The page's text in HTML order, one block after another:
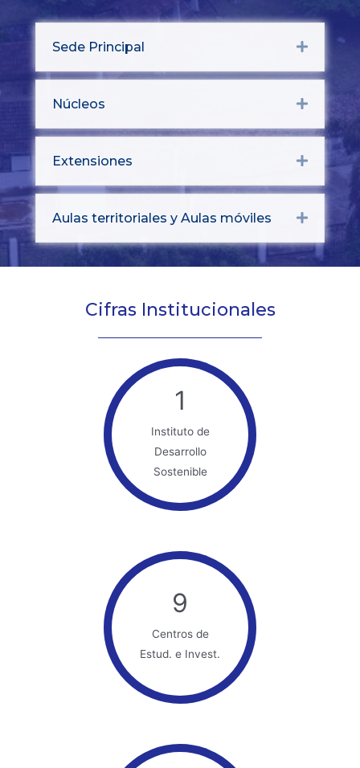
Sede Principal Expand
Núcleos Expand
Extensiones Expand
Aulas territoriales y Aulas móviles Expand
Cifras Institucionales
1
Instituto de
Desarrollo
Sostenible
9
Centros de
Estud. e Invest.